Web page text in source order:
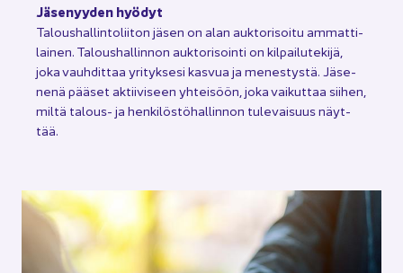
Jä­se­nyy­den hyö­dyt
Ta­lous­hal­lin­to­lii­ton jäsen on alan auk­to­ri­soi­tu am­mat­ti­
lai­nen. Ta­lous­hal­lin­non auk­to­ri­soin­ti on kil­pai­lu­te­ki­jä,
joka vauh­dit­taa yri­tyk­se­si kas­vua ja me­nes­tys­tä. Jä­se­
ne­nä pää­set ak­tii­vi­seen yh­tei­söön, joka vai­kut­taa sii­hen,
miltä talous-​ ja hen­ki­lös­tö­hal­lin­non tu­le­vai­suus näyt­
tää.